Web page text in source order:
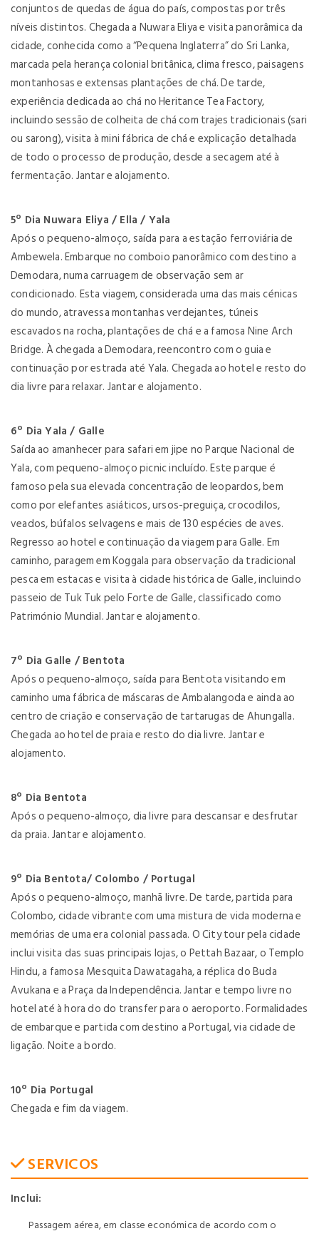
conjuntos de quedas de água do país, compostas por três
níveis distintos. Chegada a Nuwara Eliya e visita panorâmica da
cidade, conhecida como a “Pequena Inglaterra” do Sri Lanka,
marcada pela herança colonial britânica, clima fresco, paisagens
montanhosas e extensas plantações de chá. De tarde,
experiência dedicada ao chá no Heritance Tea Factory,
incluindo sessão de colheita de chá com trajes tradicionais (sari
ou sarong), visita à mini fábrica de chá e explicação detalhada
de todo o processo de produção, desde a secagem até à
fermentação. Jantar e alojamento.
5º Dia Nuwara Eliya / Ella / Yala
Após o pequeno-almoço, saída para a estação ferroviária de
Ambewela. Embarque no comboio panorâmico com destino a
Demodara, numa carruagem de observação sem ar
condicionado. Esta viagem, considerada uma das mais cénicas
do mundo, atravessa montanhas verdejantes, túneis
escavados na rocha, plantações de chá e a famosa Nine Arch
Bridge. À chegada a Demodara, reencontro com o guia e
continuação por estrada até Yala. Chegada ao hotel e resto do
dia livre para relaxar. Jantar e alojamento.
6º Dia Yala / Galle
Saída ao amanhecer para safari em jipe no Parque Nacional de
Yala, com pequeno-almoço picnic incluído. Este parque é
famoso pela sua elevada concentração de leopardos, bem
como por elefantes asiáticos, ursos-preguiça, crocodilos,
veados, búfalos selvagens e mais de 130 espécies de aves.
Regresso ao hotel e continuação da viagem para Galle. Em
caminho, paragem em Koggala para observação da tradicional
pesca em estacas e visita à cidade histórica de Galle, incluindo
passeio de Tuk Tuk pelo Forte de Galle, classificado como
Património Mundial. Jantar e alojamento.
7º Dia Galle / Bentota
Após o pequeno-almoço, saída para Bentota visitando em
caminho uma fábrica de máscaras de Ambalangoda e ainda ao
centro de criação e conservação de tartarugas de Ahungalla.
Chegada ao hotel de praia e resto do dia livre. Jantar e
alojamento.
8º Dia Bentota
Após o pequeno-almoço, dia livre para descansar e desfrutar
da praia. Jantar e alojamento.
9º Dia Bentota/ Colombo / Portugal
Após o pequeno-almoço, manhã livre. De tarde, partida para
Colombo, cidade vibrante com uma mistura de vida moderna e
memórias de uma era colonial passada. O City tour pela cidade
inclui visita das suas principais lojas, o Pettah Bazaar, o Templo
Hindu, a famosa Mesquita Dawatagaha, a réplica do Buda
Avukana e a Praça da Independência. Jantar e tempo livre no
hotel até à hora do do transfer para o aeroporto. Formalidades
de embarque e partida com destino a Portugal, via cidade de
ligação. Noite a bordo.
10º Dia Portugal
Chegada e fim da viagem.
SERVICOS
Inclui:
Passagem aérea, em classe económica de acordo com o